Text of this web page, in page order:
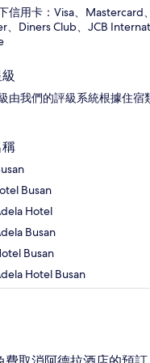
信用卡：Visa、Mastercard
、Diners Club、JCB
由我們的評級系統根據住宿
Busan
Hotel
Busan
Busan
Hotel Busan